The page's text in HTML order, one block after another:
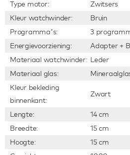
Type motor:
Zwitsers
Kleur watchwinder:
Bruin
Programma’s:
3
Energievoorziening:
Adapter +
Materiaal watchwinder: Leder
Materiaal glas:
Kleur bekleding
binnenkant:
Zwart
Lengte:
14 cm
Breedte:
15 cm
Hoogte:
15 cm